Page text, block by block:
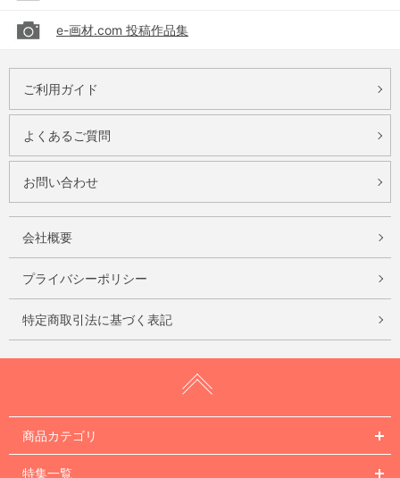
e-画材.com 投稿作品集
ご利用ガイド
よくあるご質問
お問い合わせ
会社概要
プライバシーポリシー
特定商取引法に基づく表記
商品カテゴリ
特集一覧